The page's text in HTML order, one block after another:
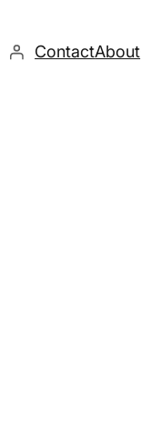
About
Contact